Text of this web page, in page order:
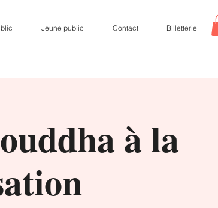
Jeune public Contact Billetterie
à la